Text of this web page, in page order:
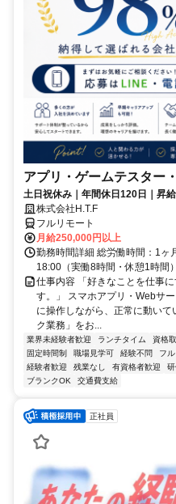
アプリ・ゲームテスター
土日祝休み｜年間休日120日｜昇
株式会社H.T.F
フルリモート
月給250,000円以上
勤務時間詳細 総労働時間：1ヶ
18:00（実働8時間・休憩1時間）
仕事内容 「好きなことを仕事
す。」 スマホアプリ・Webサ
に操作しながら、正常に動い
ク業務」をお...
業界未経験者歓迎 ランチタイム 資格
固定時間制
職場見学可 経験不問 フ
経験者歓迎
残業なし 有資格者歓迎 研
ブランクOK
交通費支給
正社員